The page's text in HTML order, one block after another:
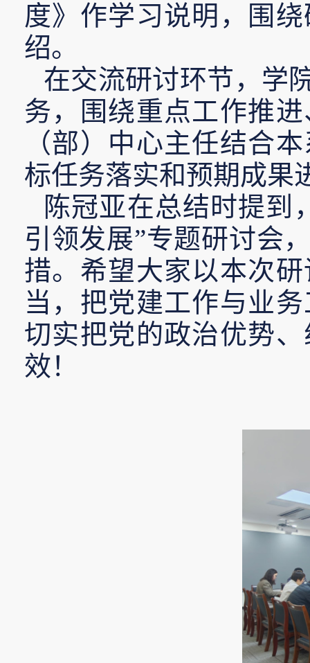
度》作学习说明，围
绍。
在交流研讨环节，学
务，围绕重点工作推
（部）中心主任结合
标任务落实和预期成果
陈冠亚在总结时提到
引领发展”专题研讨会
措。希望大家以本次
当，把党建工作与业
切实把党的政治优势
效！